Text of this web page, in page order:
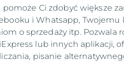
pomoże Ci zdobyć większe
i Whatsapp, Twojemu
o sprzedaży itp. Pozwala
lub innych aplikacji,
pisanie